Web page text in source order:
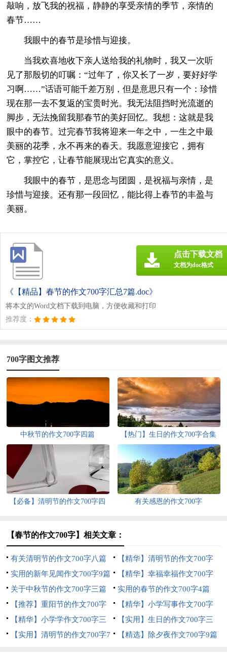
敲响，放飞我的祝福，静静的享受亲情的季节，亲情的
春节……
我眼中的春节是珍惜与迎接。
当我欢喜地收下亲人送给我的礼物时，我又一次听
见了那殷切的叮嘱：“过年了，你又长了一岁，要好好学
习啊……”话语可能千差万别，但是意思只有一个：珍惜
现在那一去不复返的宝贵时光。我无法阻挡时光流逝的
脚步，无法挽留我那春节的美好回忆。我想：这就是我
眼中的春节。过完春节我将迎来一年之中，一生之中最
美丽的花季，永不再来的春天。我愿意迎接它，拥有
它，掌控它，让春节能展现出它真实的意义。
我眼中的春节，是思念与团圆，是祝福与亲情，是
珍惜与迎接。还有那一段回忆，能比得上春节的丰盈与
美丽。
《【精品】春节的作文700字汇总7篇.doc》
将本文的Word文档下载到电脑，方便收藏和打印
推荐度：
点击下载文档
文档为doc格式
700字图文推荐
中秋节的作文700字四篇
【热门】生日的作文700字合集
【必备】清明节的作文700字四
有关感恩的作文700字
【春节的作文700字】相关文章：
有关清明节的作文700字八篇
【精华】清明节的作文700字
四篇
实用的新年见闻作文700字9篇
【精华】幸福幸福作文700字
三篇
关于中秋节的作文700字三篇
实用的春节的作文700字4篇
【推荐】重阳节的作文700字
九篇
【精华】小学写事作文700字
五篇
【精华】小学学作文700字三
篇
【实用】生日的作文700字三
篇
【实用】清明节的作文700字7
【精选】除夕夜作文700字9篇